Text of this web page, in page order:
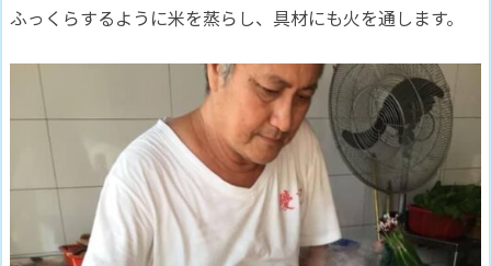
ふっくらするように米を蒸らし、具材にも火を通します。